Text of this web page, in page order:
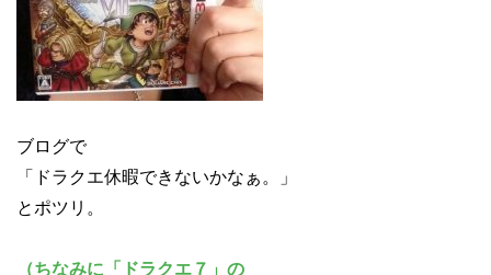
ブログで
「ドラクエ休暇できないかなぁ。」
とポツリ。
（ちなみに「ドラクエ７」の